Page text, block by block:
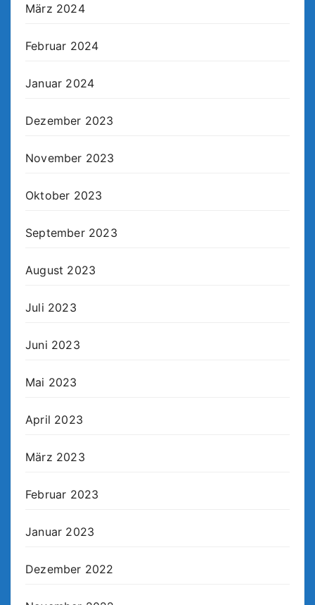
März 2024
Februar 2024
Januar 2024
Dezember 2023
November 2023
Oktober 2023
September 2023
August 2023
Juli 2023
Juni 2023
Mai 2023
April 2023
März 2023
Februar 2023
Januar 2023
Dezember 2022